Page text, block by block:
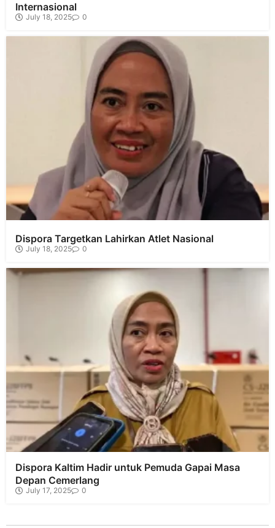
Internasional
July 18, 2025 0
Dispora Targetkan Lahirkan Atlet Nasional
July 18, 2025 0
Dispora Kaltim Hadir untuk Pemuda Gapai Masa
Depan Cemerlang
July 17, 2025 0